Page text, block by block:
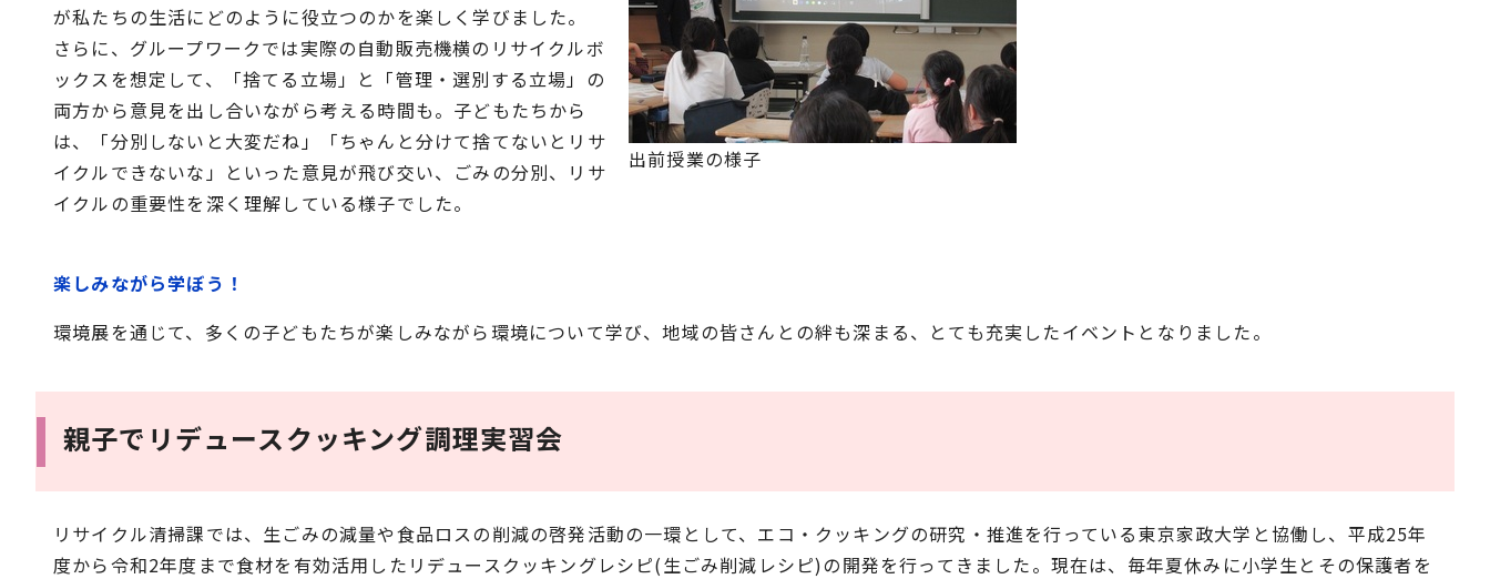
出前授業の様子
が私たちの生活にどのように役立つのかを楽しく学びました。
さらに、グループワークでは実際の自動販売機横のリサイクルボ
ックスを想定して、「捨てる立場」と「管理・選別する立場」の
両方から意見を出し合いながら考える時間も。子どもたちから
は、「分別しないと大変だね」「ちゃんと分けて捨てないとリサ
イクルできないな」といった意見が飛び交い、ごみの分別、リサ
イクルの重要性を深く理解している様子でした。
楽しみながら学ぼう！
環境展を通じて、多くの子どもたちが楽しみながら環境について学び、地域の皆さんとの絆も深まる、とても充実したイベントとなりました。
親子でリデュースクッキング調理実習会
リサイクル清掃課では、生ごみの減量や食品ロスの削減の啓発活動の一環として、エコ・クッキングの研究・推進を行っている東京家政大学と協働し、平成25年
度から令和2年度まで食材を有効活用したリデュースクッキングレシピ(生ごみ削減レシピ)の開発を行ってきました。現在は、毎年夏休みに小学生とその保護者を